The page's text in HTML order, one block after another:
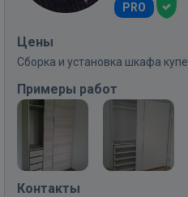
PRO
Цены
Сборка и установка шкафа купе
Примеры работ
Контакты